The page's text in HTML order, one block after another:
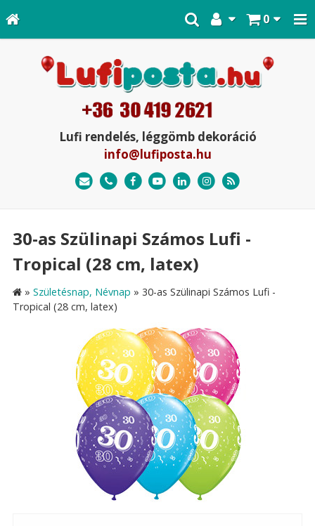
0
Lufi rendelés, léggömb dekoráció
info@lufiposta.hu
30-as Szülinapi Számos Lufi -
Tropical (28 cm, latex)
» Születésnap, Névnap » 30-as Szülinapi Számos Lufi -
Tropical (28 cm, latex)